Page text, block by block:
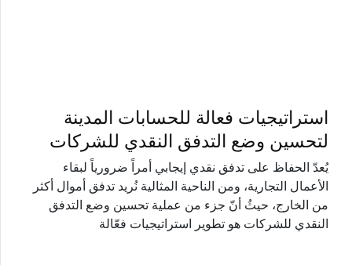
استراتيجيات فعالة للحسابات المدينة
لتحسين وضع التدفق النقدي للشركات
يُعدّ الحفاظ على تدفق نقدي إيجابي أمراً ضرورياً لبقاء
الأعمال التجارية، ومن الناحية المثالية نُريد تدفق أموال أكثر
من الخارج، حيثُ أنّ جزء من عملية تحسين وضع التدفق
النقدي للشركات هو تطوير استراتيجيات فعّالة